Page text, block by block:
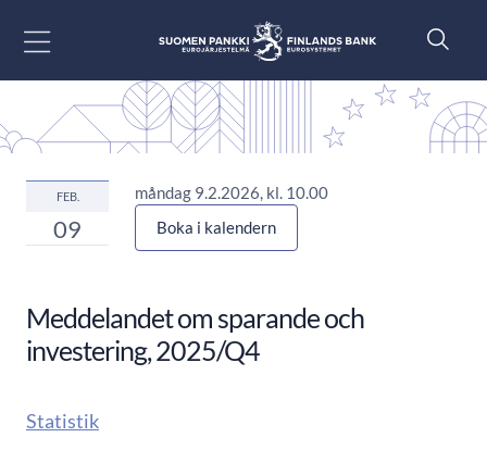
FEB.
09
måndag 9.2.2026, kl. 10.00
Boka i kalendern
Meddelandet om sparande och
investering, 2025/Q4
Statistik